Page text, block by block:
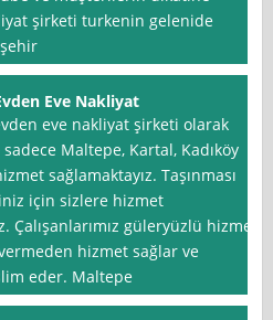
şirketi turkenin gelenide
Eve Nakliyat
eve nakliyat şirketi olarak
Maltepe, Kartal, Kadıköy
sağlamaktayız. Taşınması
için sizlere hizmet
güleryüzlü hizmet
hizmet sağlar ve
eder. Maltepe